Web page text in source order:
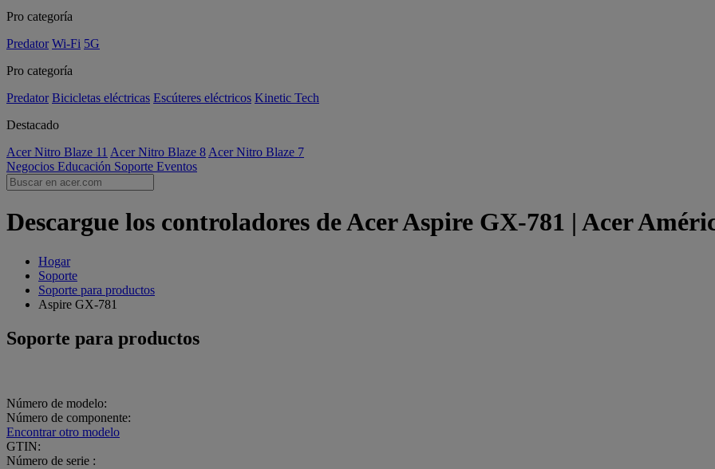
Pro categoría
Predator Wi-Fi 5G
Pro categoría
Predator Bicicletas eléctricas Escúteres eléctricos Kinetic Tech
Destacado
Acer Nitro Blaze 11 Acer Nitro Blaze 8 Acer Nitro Blaze 7
Negocios Educación Soporte Eventos
Descargue los controladores de Acer Aspire GX-781 | Acer
Hogar
Soporte
Soporte para productos
Aspire GX-781
Soporte para productos
Número de modelo:
Número de componente:
Encontrar otro modelo
GTIN:
Número de serie :